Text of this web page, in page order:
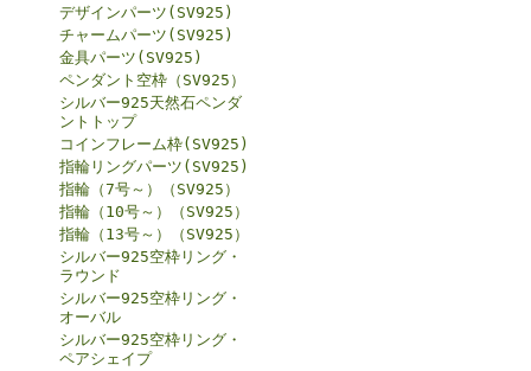
デザインパーツ(SV925)
チャームパーツ(SV925)
金具パーツ(SV925)
ペンダント空枠（SV925）
シルバー925天然石ペンダ
ントトップ
コインフレーム枠(SV925)
指輪リングパーツ(SV925)
指輪（7号～）（SV925）
指輪（10号～）（SV925）
指輪（13号～）（SV925）
シルバー925空枠リング・
ラウンド
シルバー925空枠リング・
オーバル
シルバー925空枠リング・
ペアシェイプ